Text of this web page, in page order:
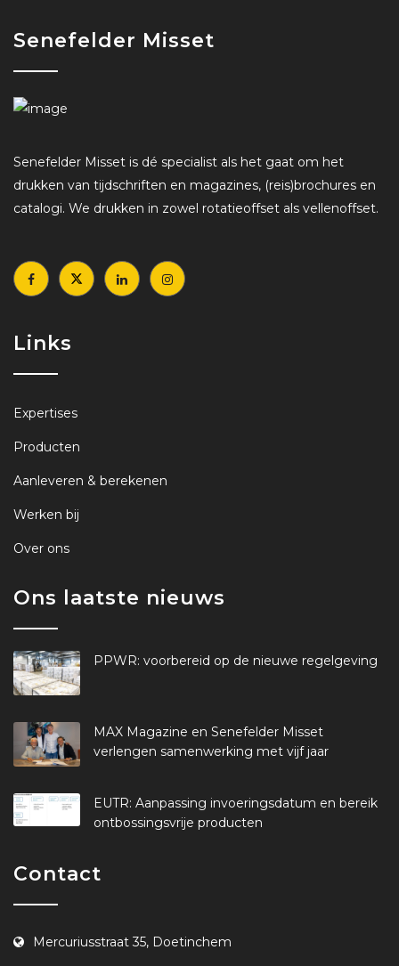
Senefelder Misset
Senefelder Misset is dé specialist als het gaat om het
drukken van tijdschriften en magazines, (reis)brochures en
catalogi. We drukken in zowel rotatieoffset als vellenoffset.
Links
Expertises
Producten
Aanleveren & berekenen
Werken bij
Over ons
Ons laatste nieuws
PPWR: voorbereid op de nieuwe regelgeving
MAX Magazine en Senefelder Misset
verlengen samenwerking met vijf jaar
EUTR: Aanpassing invoeringsdatum en bereik
ontbossingsvrije producten
Contact
Mercuriusstraat 35, Doetinchem